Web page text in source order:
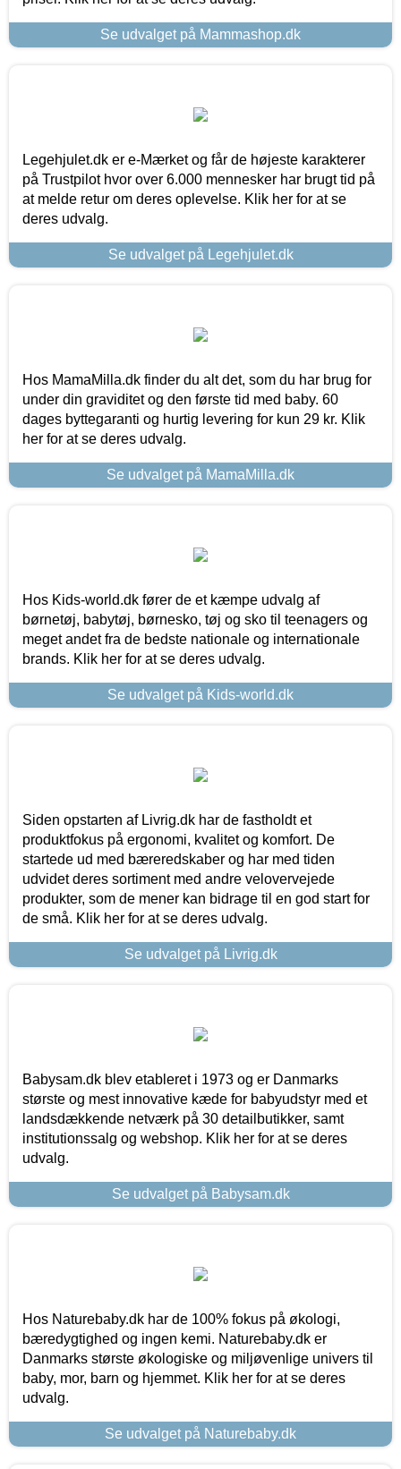
Se udvalget på Mammashop.dk
Legehjulet.dk er e-Mærket og får de højeste karakterer
på Trustpilot hvor over 6.000 mennesker har brugt tid på
at melde retur om deres oplevelse. Klik her for at se
deres udvalg.
Se udvalget på Legehjulet.dk
Hos MamaMilla.dk finder du alt det, som du har brug for
under din graviditet og den første tid med baby. 60
dages byttegaranti og hurtig levering for kun 29 kr. Klik
her for at se deres udvalg.
Se udvalget på MamaMilla.dk
Hos Kids-world.dk fører de et kæmpe udvalg af
børnetøj, babytøj, børnesko, tøj og sko til teenagers og
meget andet fra de bedste nationale og internationale
brands. Klik her for at se deres udvalg.
Se udvalget på Kids-world.dk
Siden opstarten af Livrig.dk har de fastholdt et
produktfokus på ergonomi, kvalitet og komfort. De
startede ud med bæreredskaber og har med tiden
udvidet deres sortiment med andre velovervejede
produkter, som de mener kan bidrage til en god start for
de små. Klik her for at se deres udvalg.
Se udvalget på Livrig.dk
Babysam.dk blev etableret i 1973 og er Danmarks
største og mest innovative kæde for babyudstyr med et
landsdækkende netværk på 30 detailbutikker, samt
institutionssalg og webshop. Klik her for at se deres
udvalg.
Se udvalget på Babysam.dk
Hos Naturebaby.dk har de 100% fokus på økologi,
bæredygtighed og ingen kemi. Naturebaby.dk er
Danmarks største økologiske og miljøvenlige univers til
baby, mor, barn og hjemmet. Klik her for at se deres
udvalg.
Se udvalget på Naturebaby.dk